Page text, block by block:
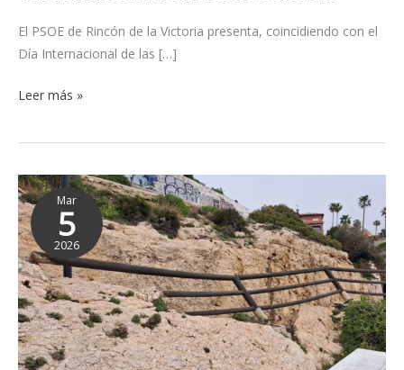
El PSOE de Rincón de la Victoria presenta, coincidiendo con el
Día Internacional de las […]
del
Leer más »
Mar
5
2026
Promoción
en
Berlín
y
abandono
en
casa:
el
otro